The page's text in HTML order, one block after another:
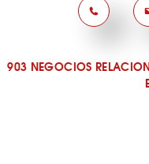
903 NEGOCIOS